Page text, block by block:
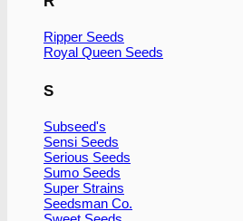
Ripper Seeds
Royal Queen Seeds
S
Subseed's
Sensi Seeds
Serious Seeds
Sumo Seeds
Super Strains
Seedsman Co.